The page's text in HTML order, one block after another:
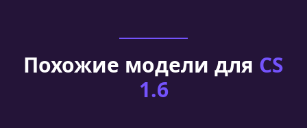
Похожие модели для CS
1.6